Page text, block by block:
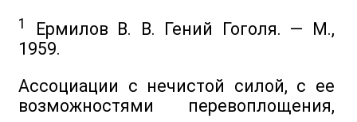
1
Ермилов В. В. Гений Гоголя. — М.,
1959.
Ассоциации с нечистой силой, с ее
возможностями перевоплощения,